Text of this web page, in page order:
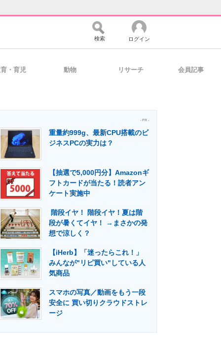
ミュニティ マーケ×ITの今がよく分かる
活用を支援
メディア 建設×テクノロジーの最前線
検索 ログイン
・育児 動物 リサーチ 会員記事
- PR -
重量約999g、最新CPU搭載のビ
ジネスPCの実力は？
【抽選で5,000円分】Amazonギ
フトカードが当たる！読者アン
ケート実施中
階段イヤ！ 階段イヤ！夏は階
段が暑くてイヤ！ →まさかの発
想で涼しく？
【iHerb】「迷ったらこれ！」
みんなが"リピ買い"している人
気商品
スマホの写真／動画をもう一段
安全に 買い切りクラウドストレ
ージ